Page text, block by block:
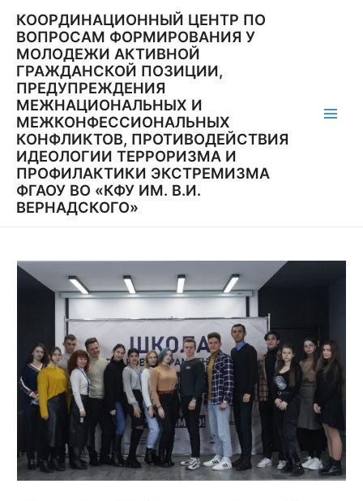
содержимому
КООРДИНАЦИОННЫЙ ЦЕНТР ПО
ВОПРОСАМ ФОРМИРОВАНИЯ У
МОЛОДЕЖИ АКТИВНОЙ
ГРАЖДАНСКОЙ ПОЗИЦИИ,
ПРЕДУПРЕЖДЕНИЯ
МЕЖНАЦИОНАЛЬНЫХ И
МЕЖКОНФЕССИОНАЛЬНЫХ
КОНФЛИКТОВ, ПРОТИВОДЕЙСТВИЯ
ИДЕОЛОГИИ ТЕРРОРИЗМА И
ПРОФИЛАКТИКИ ЭКСТРЕМИЗМА
ФГАОУ ВО «КФУ ИМ. В.И.
ВЕРНАДСКОГО»